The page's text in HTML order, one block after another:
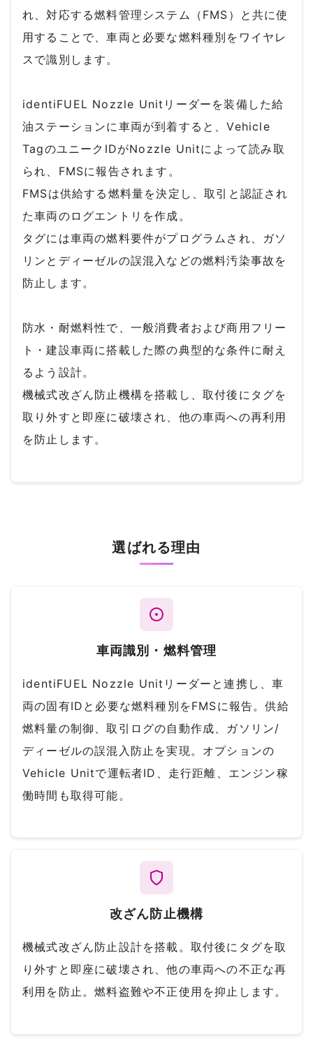
れ、対応する燃料管理システム（FMS）と共に使
用することで、車両と必要な燃料種別をワイヤレ
スで識別します。
identiFUEL Nozzle Unitリーダーを装備した給
油ステーションに車両が到着すると、Vehicle
TagのユニークIDがNozzle Unitによって読み取
られ、FMSに報告されます。
FMSは供給する燃料量を決定し、取引と認証され
た車両のログエントリを作成。
タグには車両の燃料要件がプログラムされ、ガソ
リンとディーゼルの誤混入などの燃料汚染事故を
防止します。
防水・耐燃料性で、一般消費者および商用フリー
ト・建設車両に搭載した際の典型的な条件に耐え
るよう設計。
機械式改ざん防止機構を搭載し、取付後にタグを
取り外すと即座に破壊され、他の車両への再利用
を防止します。
選ばれる理由
車両識別・燃料管理
identiFUEL Nozzle Unitリーダーと連携し、車
両の固有IDと必要な燃料種別をFMSに報告。供給
燃料量の制御、取引ログの自動作成、ガソリン/
ディーゼルの誤混入防止を実現。オプションの
Vehicle Unitで運転者ID、走行距離、エンジン稼
働時間も取得可能。
改ざん防止機構
機械式改ざん防止設計を搭載。取付後にタグを取
り外すと即座に破壊され、他の車両への不正な再
利用を防止。燃料盗難や不正使用を抑止します。